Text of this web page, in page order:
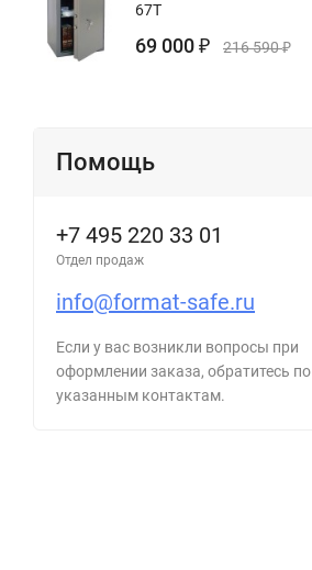
67T
69 000 ₽ 216 590₽
Помощь
+7 495 220 33 01
Отдел продаж
info@format-safe.ru
Если у вас возникли вопросы при
оформлении заказа, обратитесь по
указанным контактам.